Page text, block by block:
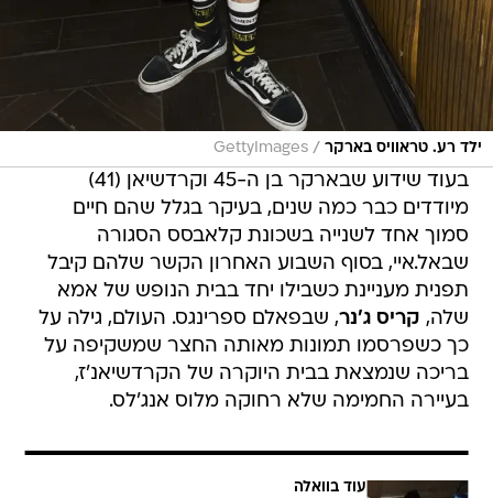
ילד רע. טראוויס בארקר /
GettyImages
בעוד שידוע שבארקר בן ה-45 וקרדשיאן (41)
מיודדים כבר כמה שנים, בעיקר בגלל שהם חיים
סמוך אחד לשנייה בשכונת קלאבסס הסגורה
שבאל.איי, בסוף השבוע האחרון הקשר שלהם קיבל
תפנית מעניינת כשבילו יחד בבית הנופש של אמא
שלה, קריס ג'נר, שבפאלם ספרינגס. העולם, גילה על
כך כשפרסמו תמונות מאותה החצר שמשקיפה על
בריכה שנמצאת בבית היוקרה של הקרדשיאנ'ז,
בעיירה החמימה שלא רחוקה מלוס אנג'לס.
עוד בוואלה